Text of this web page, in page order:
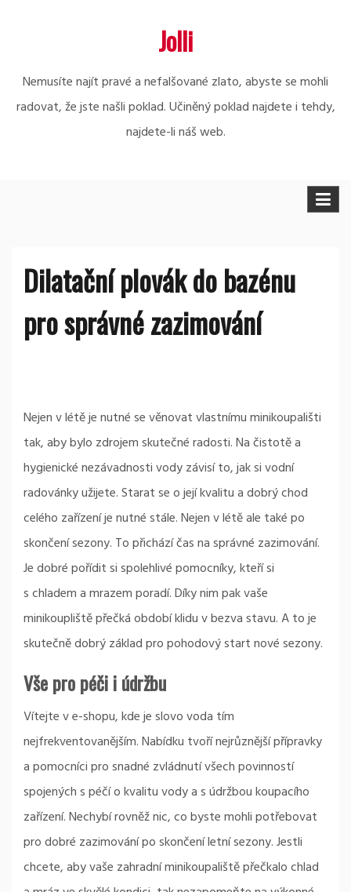
Jolli
Nemusíte najít pravé a nefalšované zlato, abyste se mohli
radovat, že jste našli poklad. Učiněný poklad najdete i tehdy,
najdete-li náš web.
Dilatační plovák do bazénu
pro správné zazimování
Nejen v létě je nutné se věnovat vlastnímu minikoupališti
tak, aby bylo zdrojem skutečné radosti. Na čistotě a
hygienické nezávadnosti vody závisí to, jak si vodní
radovánky užijete. Starat se o její kvalitu a dobrý chod
celého zařízení je nutné stále. Nejen v létě ale také po
skončení sezony. To přichází čas na správné zazimování.
Je dobré pořídit si spolehlivé pomocníky, kteří si
s chladem a mrazem poradí. Díky nim pak vaše
minikoupliště přečká období klidu v bezva stavu. A to je
skutečně dobrý základ pro pohodový start nové sezony.
Vše pro péči i údržbu
Vítejte v e-shopu, kde je slovo voda tím
nejfrekventovanějším. Nabídku tvoří nejrůznější přípravky
a pomocníci pro snadné zvládnutí všech povinností
spojených s péčí o kvalitu vody a s údržbou koupacího
zařízení. Nechybí rovněž nic, co byste mohli potřebovat
pro dobré zazimování po skončení letní sezony. Jestli
chcete, aby vaše zahradní minikoupaliště přečkalo chlad